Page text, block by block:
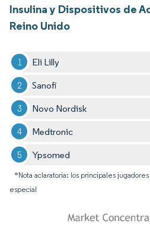
Insulina y Dispositivos de
Reino Unido
Eli Lilly
Sanofi
Novo Nordisk
Medtronic
Ypsomed
*Nota aclaratoria: los principales
especial